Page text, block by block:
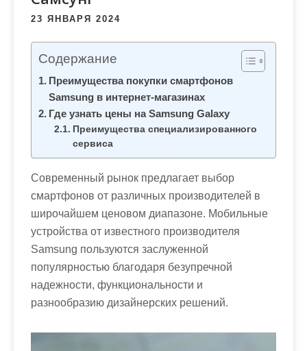
23 ЯНВАРЯ 2024
Содержание
Преимущества покупки смартфонов
Samsung в интернет-магазинах
Где узнать цены на Samsung Galaxy
Преимущества специализированного
сервиса
Современный рынок предлагает выбор
смартфонов от различных производителей в
широчайшем ценовом диапазоне. Мобильные
устройства от известного производителя
Samsung пользуются заслуженной
популярностью благодаря безупречной
надежности, функциональности и
разнообразию дизайнерских решений.